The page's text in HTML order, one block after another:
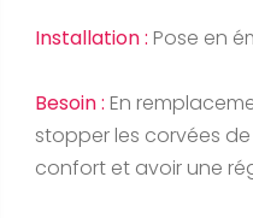
Installation : Pose en
Besoin : En
stopper les corvées
confort et avoir une